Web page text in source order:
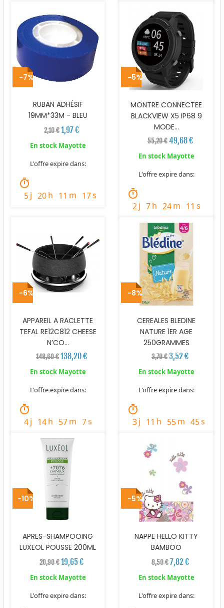
RUBAN ADHÉSIF
19MM*33M - BLEU
2,10 €1,97 €
En stock Mayotte
L'offre expire dans:
timer
5j 20h 11 m 15s
MONTRE CONNECTEE
BLACKVIEW X5 IP68 9
MODE...
55,20 € 49,68 €
En stock Mayotte
L'offre expire dans:
timer
2j 7h 24m 9 s
-7%
APPAREIL A RACLETTE
TEFAL RE12C812 CHEESE
N’CO...
148,60 €138,20 €
En stock Mayotte
L'offre expire dans:
timer
4j 14h 57m 5s
-5%
CEREALES BLEDINE
NATURE 1ER AGE
250GRAMMES
3,70 €3,52 €
En stock Mayotte
L'offre expire dans:
timer
3j 11 h 55m 43s
-6%
APRES-SHAMPOOING
LUXEOL POUSSE 200ML
20,90 €19,65 €
En stock Mayotte
L'offre expire dans:
-8%
NAPPE HELLO KITTY
BAMBOO
8,50 € 7,82 €
En stock Mayotte
L'offre expire dans:
-10% -5%